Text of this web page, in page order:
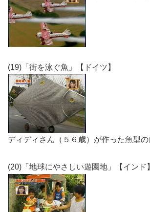
(19)「街を泳ぐ魚」【ドイツ】
ディディさん（５６歳）が作った魚型の
(20)「地球にやさしい遊園地」【インド】